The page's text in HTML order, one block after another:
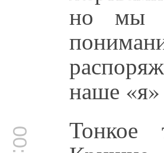
но мы
наше «я»
Тонкое